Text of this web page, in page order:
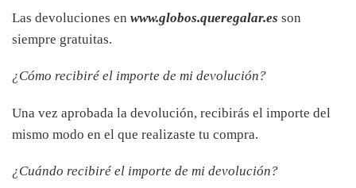
Las devoluciones en www.globos.queregalar.es son
siempre gratuitas.
¿Cómo recibiré el importe de mi devolución?
Una vez aprobada la devolución, recibirás el importe del
mismo modo en el que realizaste tu compra.
¿Cuándo recibiré el importe de mi devolución?